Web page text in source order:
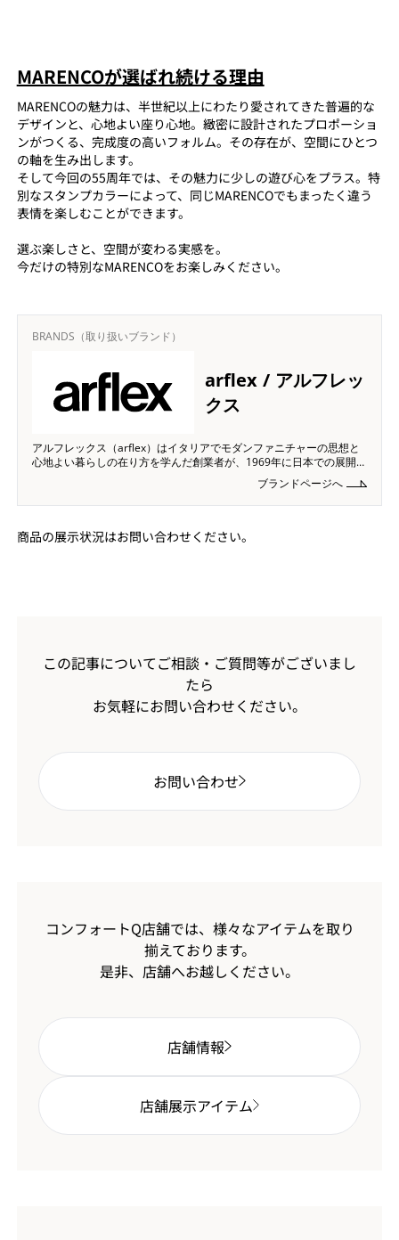
MARENCOが選ばれ続ける理由
MARENCOの魅力は、半世紀以上にわたり愛されてきた普遍的な
デザインと、心地よい座り心地。緻密に設計されたプロポーショ
ンがつくる、完成度の高いフォルム。その存在が、空間にひとつ
の軸を生み出します。
そして今回の55周年では、その魅力に少しの遊び心をプラス。特
別なスタンプカラーによって、同じMARENCOでもまったく違う
表情を楽しむことができます。
選ぶ楽しさと、空間が変わる実感を。
今だけの特別なMARENCOをお楽しみください。
BRANDS（取り扱いブランド）
arflex / アルフレッ
クス
アルフレックス（arflex）はイタリアでモダンファニチャーの思想と
心地よい暮らしの在り方を学んだ創業者が、1969年に日本での展開を
始めた家具ブランド。「長く安心して使える家具」という思想のも
と、シンプルなデザインと高い耐久性、メンテナンス性を全ての製品
に追求。使うほど愛着の深まる上質な家具を通じ
ブランドページへ
商品の展示状況はお問い合わせください。
この記事についてご相談・ご質問等がございまし
たら
お気軽にお問い合わせください。
お問い合わせ
コンフォートQ店舗では、様々なアイテムを取り
揃えております。
是非、店舗へお越しください。
店舗情報
店舗展示アイテム